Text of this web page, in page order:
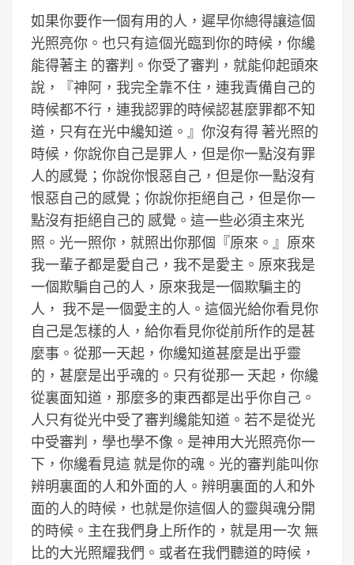
如果你要作一個有用的人，遲早你總得讓這個
光照亮你。也只有這個光臨到你的時候，你纔
能得著主 的審判。你受了審判，就能仰起頭來
說，『神阿，我完全靠不住，連我責備自己的
時候都不行，連我認罪的時候認甚麼罪都不知
道，只有在光中纔知道。』你沒有得 著光照的
時候，你說你自己是罪人，但是你一點沒有罪
人的感覺；你說你恨惡自己，但是你一點沒有
恨惡自己的感覺；你說你拒絕自己，但是你一
點沒有拒絕自己的 感覺。這一些必須主來光
照。光一照你，就照出你那個『原來。』原來
我一輩子都是愛自己，我不是愛主。原來我是
一個欺騙自己的人，原來我是一個欺騙主的
人， 我不是一個愛主的人。這個光給你看見你
自己是怎樣的人，給你看見你從前所作的是甚
麼事。從那一天起，你纔知道甚麼是出乎靈
的，甚麼是出乎魂的。只有從那一 天起，你纔
從裏面知道，那麼多的東西都是出乎你自己。
人只有從光中受了審判纔能知道。若不是從光
中受審判，學也學不像。是神用大光照亮你一
下，你纔看見這 就是你的魂。光的審判能叫你
辨明裏面的人和外面的人。辨明裏面的人和外
面的人的時候，也就是你這個人的靈與魂分開
的時候。主在我們身上所作的，就是用一次 無
比的大光照耀我們。或者在我們聽道的時候，